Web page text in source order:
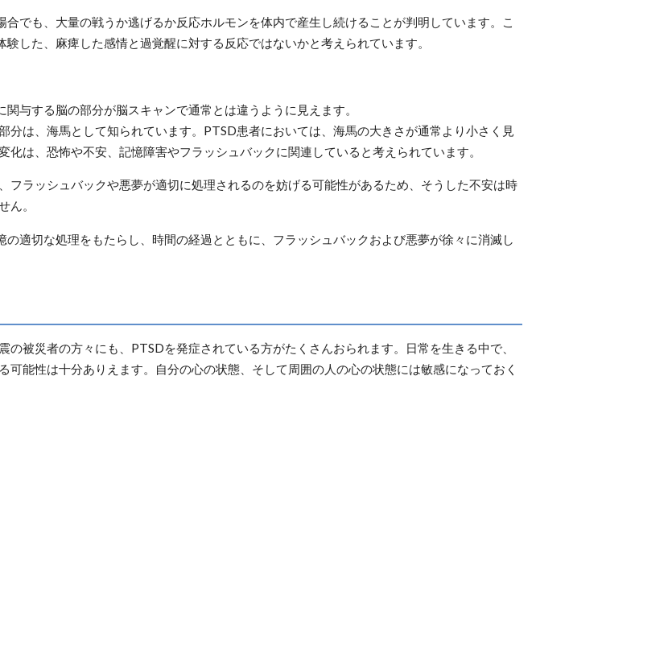
合でも、大量の戦うか逃げるか反応ホルモンを体内で産生し続けることが判明しています。こ
した、麻痺した感情と過覚醒に対する反応ではないかと考えられています。
与する脳の部分が脳スキャンで通常とは違うように見えます。
分は、海馬として知られています。PTSD患者においては、海馬の大きさが通常より小さく見
化は、恐怖や不安、記憶障害やフラッシュバックに関連していると考えられています。
フラッシュバックや悪夢が適切に処理されるのを妨げる可能性があるため、そうした不安は時
ん。
の適切な処理をもたらし、時間の経過とともに、フラッシュバックおよび悪夢が徐々に消滅し
の被災者の方々にも、PTSDを発症されている方がたくさんおられます。日常を生きる中で、
可能性は十分ありえます。自分の心の状態、そして周囲の人の心の状態には敏感になっておく